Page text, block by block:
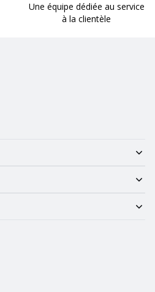
Une équipe dédiée au service
à la clientèle